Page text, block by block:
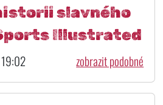
slavného
Illustrated
zobrazit podobné